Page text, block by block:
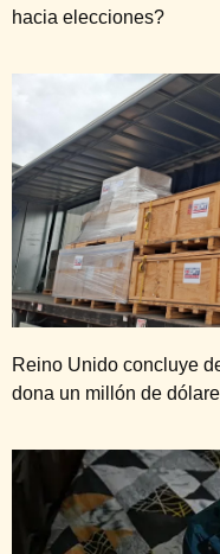
hacia elecciones?
Reino Unido concluye
dona un millón de